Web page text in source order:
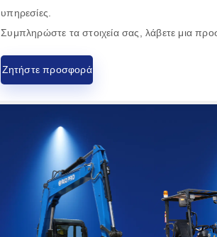
υπηρεσίες.
Συμπληρώστε τα στοιχεία σας, λάβετε μια
Ζητήστε προσφορά